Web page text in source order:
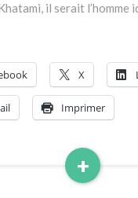
il serait l’homme
+
Read
X
Imprimer